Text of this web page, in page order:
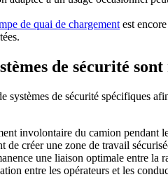
de quai de chargement est
de sécurité
de sécurité spécifiques
involontaire du camion pendant
de créer une zone de travail
une liaison optimale entre la
entre les opérateurs et les